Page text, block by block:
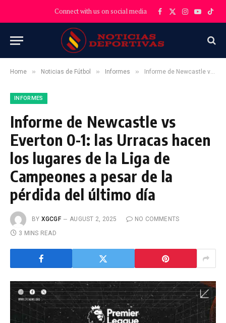
Connect with us on social media Facebook
X
Instagram
YouTube
Home » Noticias de Fútbol » Informes » Informe de Newcastle vs Everton 0-1: las Urracas hacen los lugares de la Liga de Campeones a pesar de la pérdida del último día
INFORMES
Informe de Newcastle vs
Everton 0-1: las Urracas hacen
los lugares de la Liga de
Campeones a pesar de la
pérdida del último día
BY XGCGF AUGUST 2, 2025
NO COMMENTS
3 MINS READ